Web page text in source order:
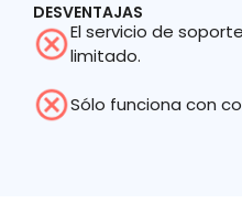
DESVENTAJAS
El servicio de
limitado.
Sólo funciona con